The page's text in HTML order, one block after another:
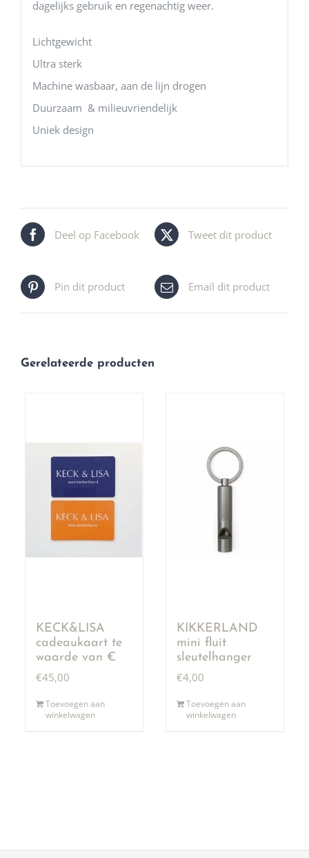
dagelijks gebruik en regenachtig weer.
Lichtgewicht
Ultra sterk
Machine wasbaar, aan de lijn drogen
Duurzaam & milieuvriendelijk
Uniek design
Deel op Facebook Tweet dit product
Pin dit product Email dit product
Gerelateerde producten
KECK&LISA
cadeaukaart te
waarde van €
50,00
€45,00
Toevoegen aan
winkelwagen
KIKKERLAND
mini fluit
sleutelhanger
€4,00
Toevoegen aan
winkelwagen